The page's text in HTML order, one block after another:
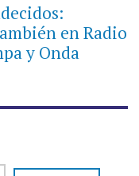
en Radio
y Onda